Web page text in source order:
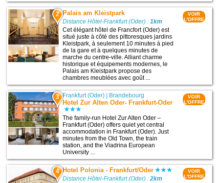
2 Palais am Kleistpark
Distance Hôtel-Frankfurt (Oder) :1km
Cet élégant hôtel de Francfort (Oder) est
situé juste à côté des pittoresques jardins
Kleistpark, à seulement 10 minutes à pied
de la gare et à quelques minutes de
marche du centre-ville. Alliant charme
historique et équipements modernes, le
Palais am Kleistpark propose des
chambres meublées avec goût ...
VOIR
L'OFFRE
3 Frankfurt (Oder) Brandebourg
Hotel Zur Alten Oder- Frankfurt-Oder
The family-run Hotel Zur Alten Oder –
Frankfurt (Oder) offers quiet yet central
accommodation in Frankfurt (Oder). Just
minutes from the Old Town, the train
station, and the Viadrina European
University ...
VOIR
L'OFFRE
4 Hotel Polonia - Frankfurt/Oder
Distance Hôtel-Frankfurt (Oder) :2km
VOIR
L'OFFRE